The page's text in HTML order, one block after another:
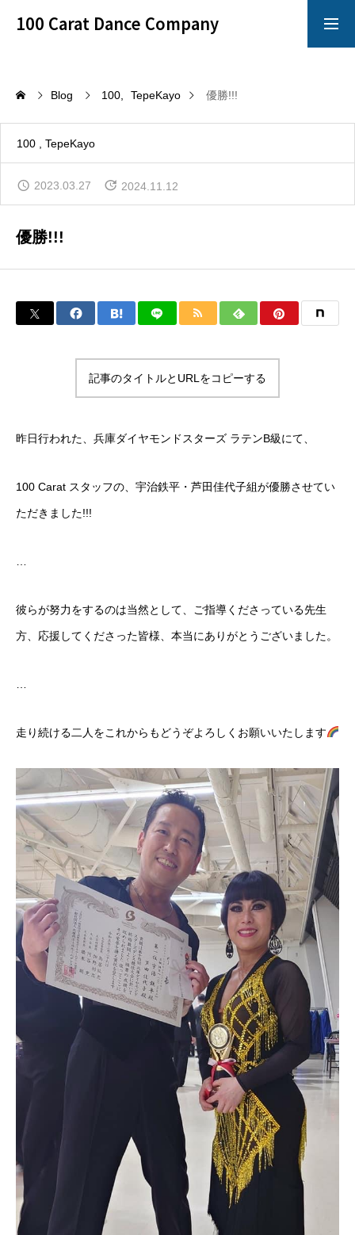
100 Carat Dance Company
Top
レッスン
イベント
イチオシ情報
クリエイティブなメンバー
料金案内
雨の日も傘が要らない最高の立地
お問い合わせ
Blog
Blog 100 TepeKayo 優勝!!!
100 TepeKayo
2023.03.27 2024.11.12
優勝!!!
記事のタイトルとURLをコピーする
昨日行われた、兵庫ダイヤモンドスターズ ラテンB級にて、
100 Carat スタッフの、宇治鉄平・芦田佳代子組が優勝させてい
ただきました!!!
彼らが努力をするのは当然として、ご指導くださっている先生
方、応援してくださった皆様、本当にありがとうございました。
走り続ける二人をこれからもどうぞよろしくお願いいたします